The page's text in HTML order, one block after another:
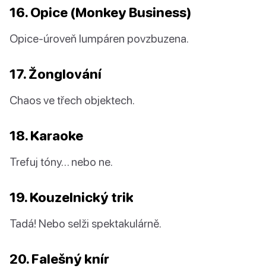
16. Opice (Monkey Business)
Opice-úroveň lumpáren povzbuzena.
17. Žonglování
Chaos ve třech objektech.
18. Karaoke
Trefuj tóny… nebo ne.
19. Kouzelnický trik
Tadá! Nebo selži spektakulárně.
20. Falešný knír